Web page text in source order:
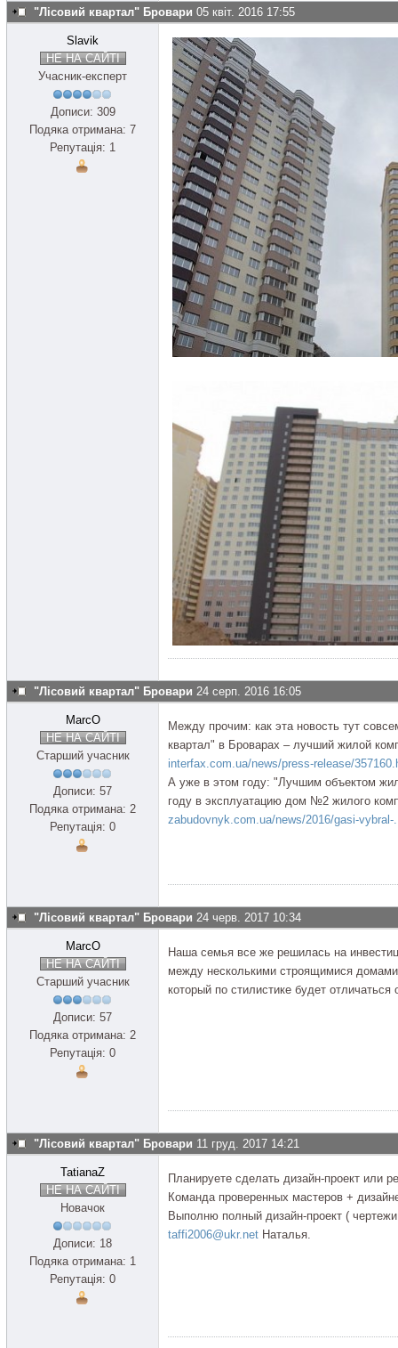
"Лісовий квартал" Бровари 05 квіт. 2016 17:55
Slavik
НЕ НА САЙТІ
Учасник-експерт
Дописи: 309
Подяка отримана: 7
Репутація: 1
"Лісовий квартал" Бровари 24 серп. 2016 16:05
MarcO
НЕ НА САЙТІ
Старший учасник
Дописи: 57
Подяка отримана: 2
Репутація: 0
Между прочим: как эта новость тут
квартал" в Броварах – лучший жилой
interfax.com.ua/news/press-release/
А уже в этом году: "Лучшим объектом
году в эксплуатацию дом №2 жилого
zabudovnyk.com.ua/news/2016/gasi-vybral-
"Лісовий квартал" Бровари 24 черв. 2017 10:34
MarcO
НЕ НА САЙТІ
Старший учасник
Дописи: 57
Подяка отримана: 2
Репутація: 0
Наша семья все же решилась на
между несколькими строящимися
который по стилистике будет
"Лісовий квартал" Бровари 11 груд. 2017 14:21
TatianaZ
НЕ НА САЙТІ
Новачок
Дописи: 18
Подяка отримана: 1
Репутація: 0
Планируете сделать дизайн-проект или
Команда проверенных мастеров +
Выполню полный дизайн-проект (
taffi2006@ukr.net Наталья.